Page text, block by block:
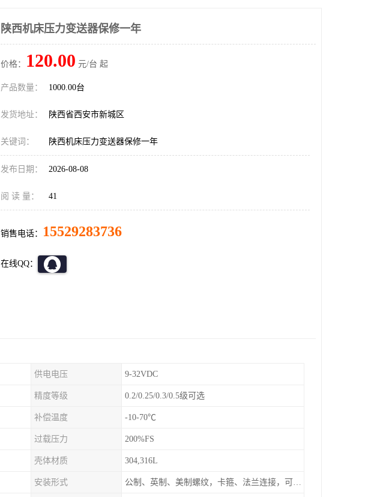
陕西机床压力变送器保修一年
价格： 120.00 元/台 起
产品数量： 1000.00台
发货地址： 陕西省西安市新城区
关键词： 陕西机床压力变送器保修一年
发布日期： 2026-08-08
阅 读 量： 41
销售电话： 15529283736
在线QQ：
供电电压 9-32VDC
精度等级 0.2/0.25/0.3/0.5级可选
补偿温度 -10-70℃
过载压力 200%FS
壳体材质 304,316L
安装形式 公制、英制、美制螺纹，卡箍、法兰连接，可定制